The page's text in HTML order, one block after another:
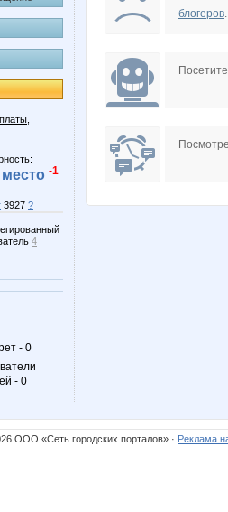
место -1
3927 ?
4
- 0
- 0
Tanchika
блогеров.
ООО «Сеть городских порталов» · Реклама